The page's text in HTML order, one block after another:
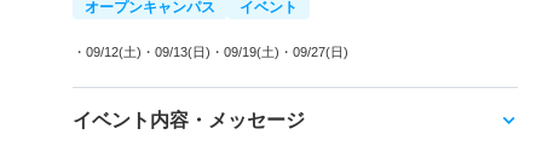
オープンキャンパス イベント
・09/12(土) ・09/13(日) ・09/19(土) ・09/27(日)
イベント内容・メッセージ